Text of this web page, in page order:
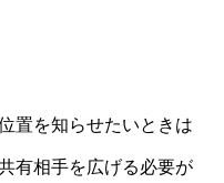
置を知らせたいときは
有相手を広げる必要が